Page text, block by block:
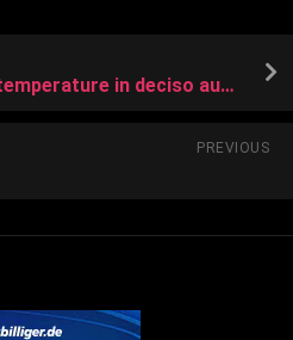
Caldo intenso in arrivo, temperature in deciso aumento
PREVIOUS